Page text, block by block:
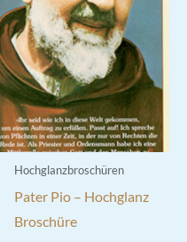
Hochglanzbroschüren
Pater Pio – Hochglanz
Broschüre